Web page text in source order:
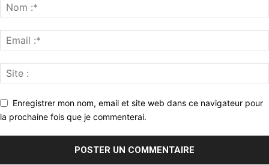
Enregistrer mon nom, email et site web dans ce navigateur pour
la prochaine fois que je commenterai.